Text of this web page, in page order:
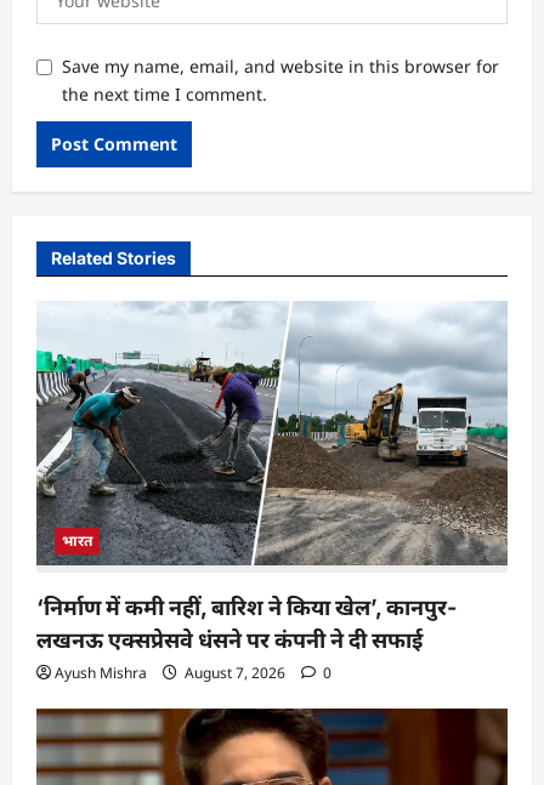
Save my name, email, and website in this browser for
the next time I comment.
Related Stories
भारत
‘निर्माण में कमी नहीं, बारिश ने किया खेल’, कानपुर-
लखनऊ एक्सप्रेसवे धंसने पर कंपनी ने दी सफाई
Ayush Mishra August 7, 2026 0